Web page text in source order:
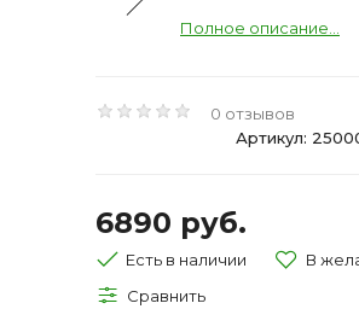
Полное описание...
0 отзывов
Артикул:
6890 руб.
Есть в наличии